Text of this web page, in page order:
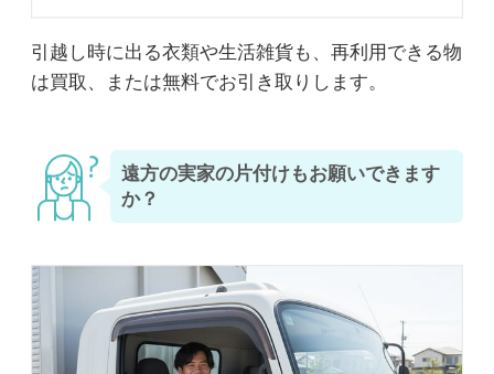
引越し時に出る衣類や生活雑貨も、再利用できる物
は買取、または無料でお引き取りします。
遠方の実家の片付けもお願いできます
か？